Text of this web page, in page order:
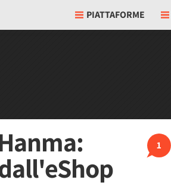
PIATTAFORME
1